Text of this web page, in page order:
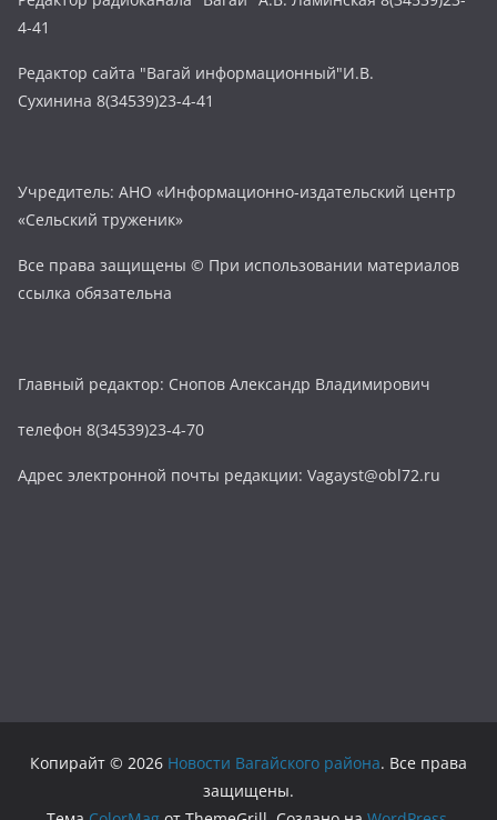
4-41
Редактор сайта "Вагай информационный"И.В.
Сухинина 8(34539)23-4-41
Учредитель: АНО «Информационно-издательский центр
«Сельский труженик»
Все права защищены © При использовании материалов
ссылка обязательна
Главный редактор: Снопов Александр Владимирович
телефон 8(34539)23-4-70
Адрес электронной почты редакции: Vagayst@obl72.ru
Копирайт © 2026 Новости Вагайского района. Все права
защищены.